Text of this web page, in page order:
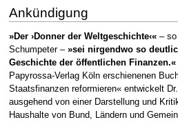
Ankündigung
»Der ›Donner der Weltgeschichte‹«– so
Schumpeter – »sei nirgendwo so
Geschichte der öffentlichen Finanzen.«
Papyrossa-Verlag Köln erschienenen
Staatsfinanzen reformieren« entwickelt
ausgehend von einer Darstellung und
Haushalte von Bund, Ländern und